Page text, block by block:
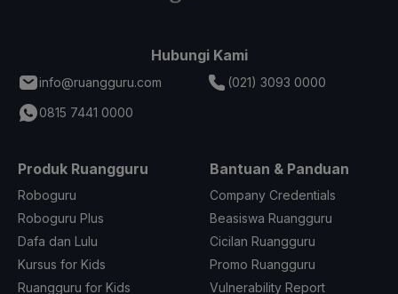
Hubungi Kami
info@ruangguru.com
(021) 3093 0000
0815 7441 0000
Produk Ruangguru
Roboguru
Roboguru Plus
Dafa dan Lulu
Kursus for Kids
Ruangguru for Kids
Bantuan & Panduan
Company Credentials
Beasiswa Ruangguru
Cicilan Ruangguru
Promo Ruangguru
Vulnerability Report